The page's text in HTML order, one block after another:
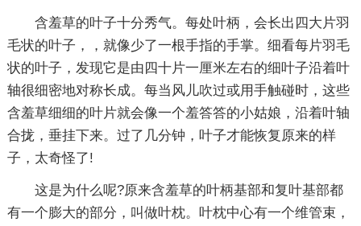
含羞草的叶子十分秀气。每处叶柄，会长出四大片羽
毛状的叶子，，就像少了一根手指的手掌。细看每片羽毛
状的叶子，发现它是由四十片一厘米左右的细叶子沿着叶
轴很细密地对称长成。每当风儿吹过或用手触碰时，这些
含羞草细细的叶片就会像一个羞答答的小姑娘，沿着叶轴
合拢，垂挂下来。过了几分钟，叶子才能恢复原来的样
子，太奇怪了!
这是为什么呢?原来含羞草的叶柄基部和复叶基部都
有一个膨大的部分，叫做叶枕。叶枕中心有一个维管束，